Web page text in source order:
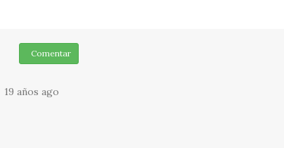
Comentar
19 años ago